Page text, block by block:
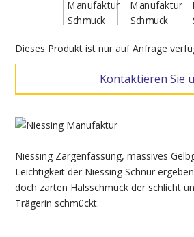
Dieses Produkt ist nur auf Anfrage
Kontaktieren Sie
Niessing Zargenfassung, massives
Leichtigkeit der Niessing Schnur
doch zarten Halsschmuck der schlicht
Trägerin schmückt.